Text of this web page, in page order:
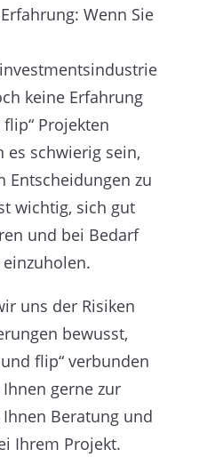
Wenn Sie
keine Erfahrung
Projekten
es schwierig sein,
Entscheidungen zu
wichtig, sich gut
und bei Bedarf
uns der Risiken
bewusst,
flip“ verbunden
gerne zur
Beratung und
Ihrem Projekt.